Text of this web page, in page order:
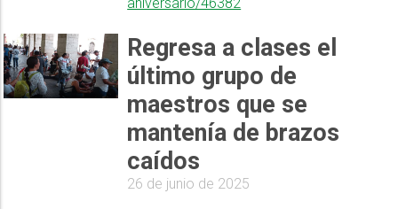
Regresa a clases el
último grupo de
maestros que se
mantenía de brazos
caídos
26 de junio de 2025